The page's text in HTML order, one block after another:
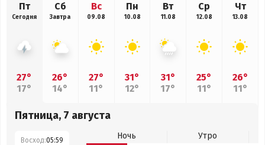
Пт
Сегодня
27°
17°
Сб
Завтра
26°
14°
Вс
09.08
27°
11°
Пн
10.08
31°
12°
Вт
11.08
31°
17°
Ср
12.08
25°
11°
Чт
13.08
26°
11°
Пятница, 7 августа
Восход:05:59 Ночь
Утро